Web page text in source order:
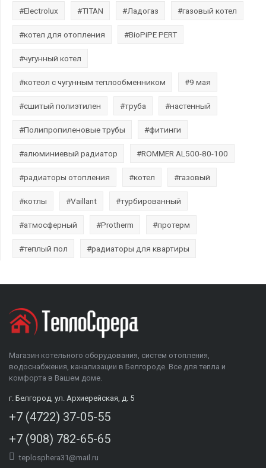
#Electrolux #TITAN #Ладогаз #газовый котел
#котел для отопления #BioPiPE PERT
#чугунный котел
#котеол с чугунным теплообменником #9 мая
#сшитый полиэтилен #труба #настенный
#Полипропиленовые трубы #фитинги
#алюминиевый радиатор #ROMMER AL500-80-100
#радиаторы отопления #котел #газовый
#котлы #Vaillant #турбированный
#атмосферный #Protherm #протерм
#теплый пол #радиаторы для квартиры
Магазин котельного оборудования, систем отопления,
водоснабжения, канализации в Белгороде. Все для тепла и
комфорта в Вашем доме.
г. Белгород, ул. Архиерейская, д. 5
+7 (4722) 37-05-55
+7 (908) 782-65-65
teplosphera31@mail.ru